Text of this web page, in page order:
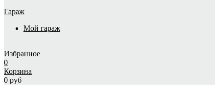
Гараж
Мой гараж
Избранное
0
Корзина
0 руб